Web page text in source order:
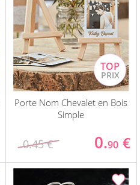
Porte Nom Chevalet en Bois
Simple
0.45 € 0.90 €